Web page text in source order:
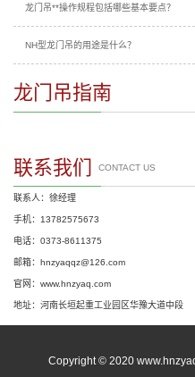
龙门吊**操作规程包括哪些基本要点？
NH型龙门吊的用途是什么？
龙门吊指南
联系我们 CONTACT US
联系人：徐经理
手机：13782575673
电话：0373-8611375
邮箱：hnzyaqqz@126.com
官网：www.hnzyaq.com
地址：河南长垣起重工业园区华豫大道中段
Copyright © 2020